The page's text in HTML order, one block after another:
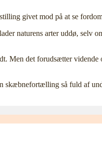
givet mod på at se
naturens arter uddø, selv
Men det forudsætter
skæbnefortælling så fuld af